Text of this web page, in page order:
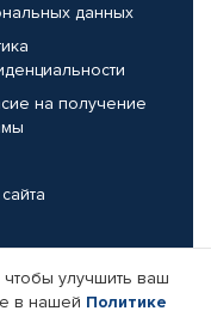
данных
на получение
улучшить ваш
в нашей Политике